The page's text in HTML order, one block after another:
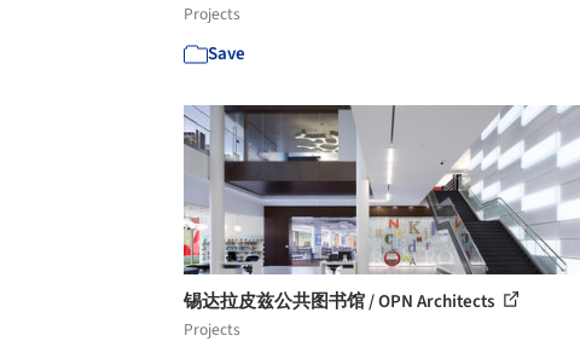
Projects
Save
锡达拉皮兹公共图书馆 / OPN Architects
Projects